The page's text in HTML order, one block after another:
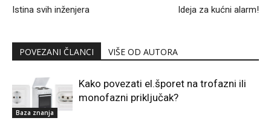
Istina svih inženjera Ideja za kućni alarm!
POVEZANI ČLANCI VIŠE OD AUTORA
Baza znanja
Kako povezati el.šporet na trofazni ili
monofazni priključak?